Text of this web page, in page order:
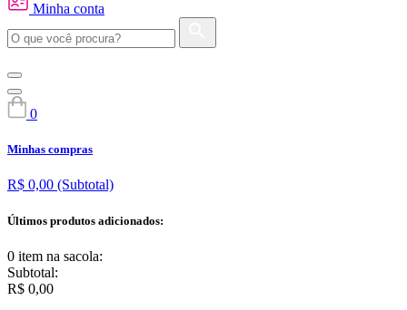
Minha conta
0
Minhas compras
R$ 0,00 (Subtotal)
Últimos produtos adicionados:
0 item na sacola:
Subtotal:
R$ 0,00